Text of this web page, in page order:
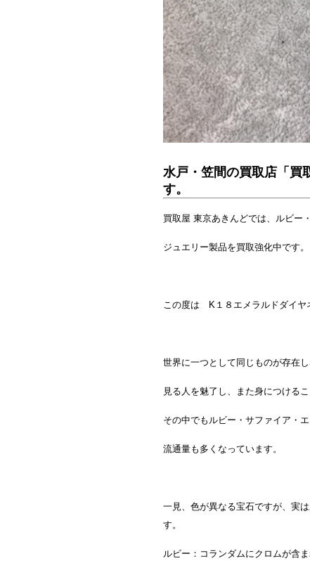
水戸・笠間の買取店「買
す。
買取屋 東京あきんどでは、ルビー
ジュエリー製品を買取強化中です。
この度は K１８エメラルドダイヤ
世界に一つとして同じものが存在し
見る人を魅了し、また身につける
その中でもルビー・サファイア・
流通量も多くなっています。
一見、色が異なる宝石ですが、実
す。
ルビー：コランダムにクロムが含